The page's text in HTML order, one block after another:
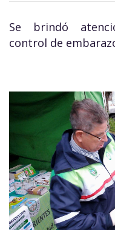
Se brindó
control de